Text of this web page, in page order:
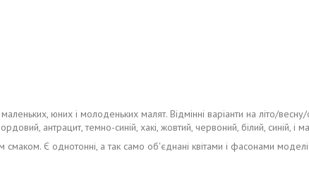
юних і молоденьких малят. Відмінні варіанти на літо/
антрацит, темно-синій, хакі, жовтий, червоний, білий, синій, і
Є однотонні, а так само об'єднані квітами і фасонами моделі.